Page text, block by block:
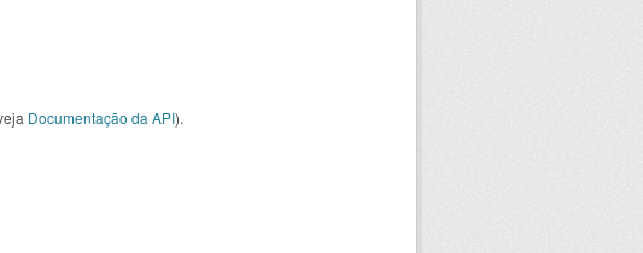
Documentação da API).